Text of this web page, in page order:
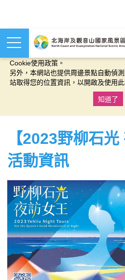
本網站使用cookies等相關技術以持續
Cookie使用政策。
另外，本網站也提供周邊景點自動偵
站取得您的位置資訊，以開啟及使用此
知道了
【2023野柳石光
活動資訊